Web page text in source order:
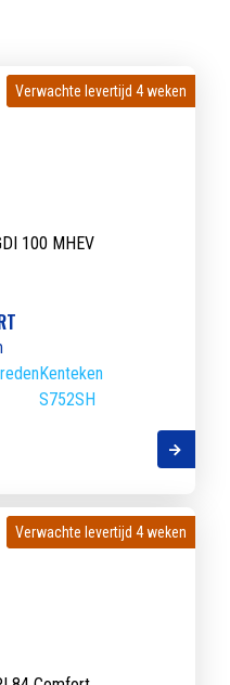
Verwachte levertijd 4 weken
Verwachte levertijd 4 weken
Kenteken
S752SH
Verwachte levertijd 4 weken
Verwachte levertijd 4 weken